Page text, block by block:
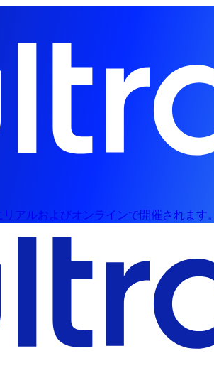
アルおよびオンラインで開催されます。